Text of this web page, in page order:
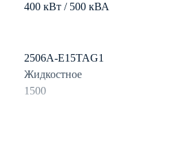
400 кВт / 500 кВА
2506A-E15TAG1
Жидкостное
1500